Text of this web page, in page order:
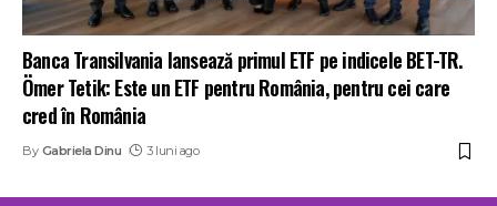
Banca Transilvania lansează primul ETF pe indicele BET-TR.
Ömer Tetik: Este un ETF pentru România, pentru cei care
cred în România
By Gabriela Dinu 3 luni ago